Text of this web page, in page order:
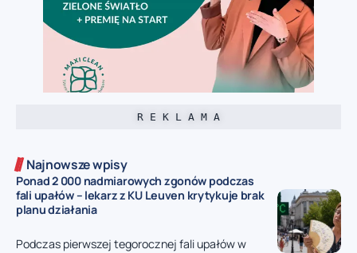
R E K L A M A
Najnowsze wpisy
Ponad 2 000 nadmiarowych zgonów podczas
fali upałów – lekarz z KU Leuven krytykuje brak
planu działania
Podczas pierwszej tegorocznej fali upałów w